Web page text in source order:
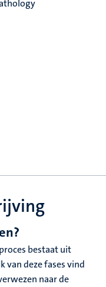
bestaat uit
van deze fases vind
naar de